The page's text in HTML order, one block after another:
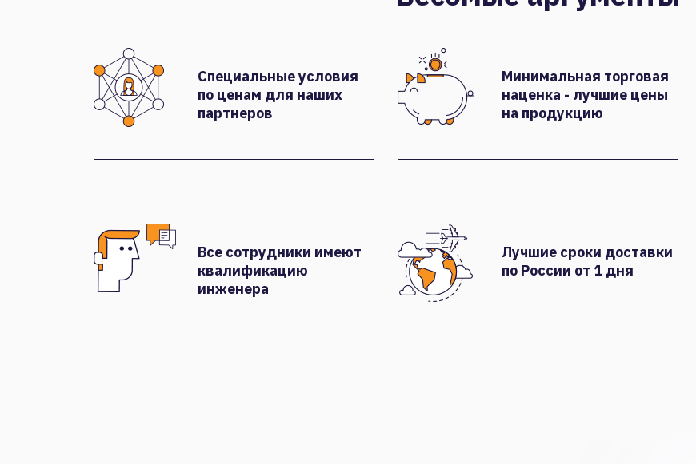
Специальные условия
по ценам для наших
партнеров
Минимальная торговая
наценка - лучшие цены
на продукцию
Все сотрудники имеют
квалификацию
инженера
Лучшие сроки доставки
по России от 1 дня